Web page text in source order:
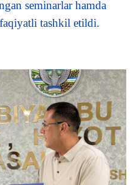
seminarlar hamda
tashkil etildi.